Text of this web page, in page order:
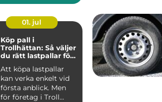
transportfordon...
01. jul
Köp pall i
Trollhättan: Så väljer
du rätt lastpallar för
Att köpa lastpallar
kan verka enkelt vid
första anblick. Men
för företag i Troll...